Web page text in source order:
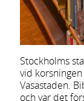
Stockholms
vid korsningen
Vasastaden.
och var det